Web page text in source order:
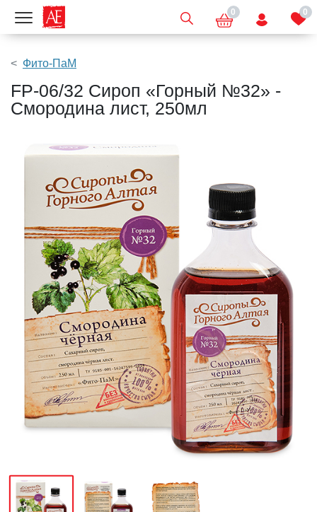
Показать меню 0 0
Фито-ПаМ
FP-06/32 Сироп «Горный №32» -
Смородина лист, 250мл